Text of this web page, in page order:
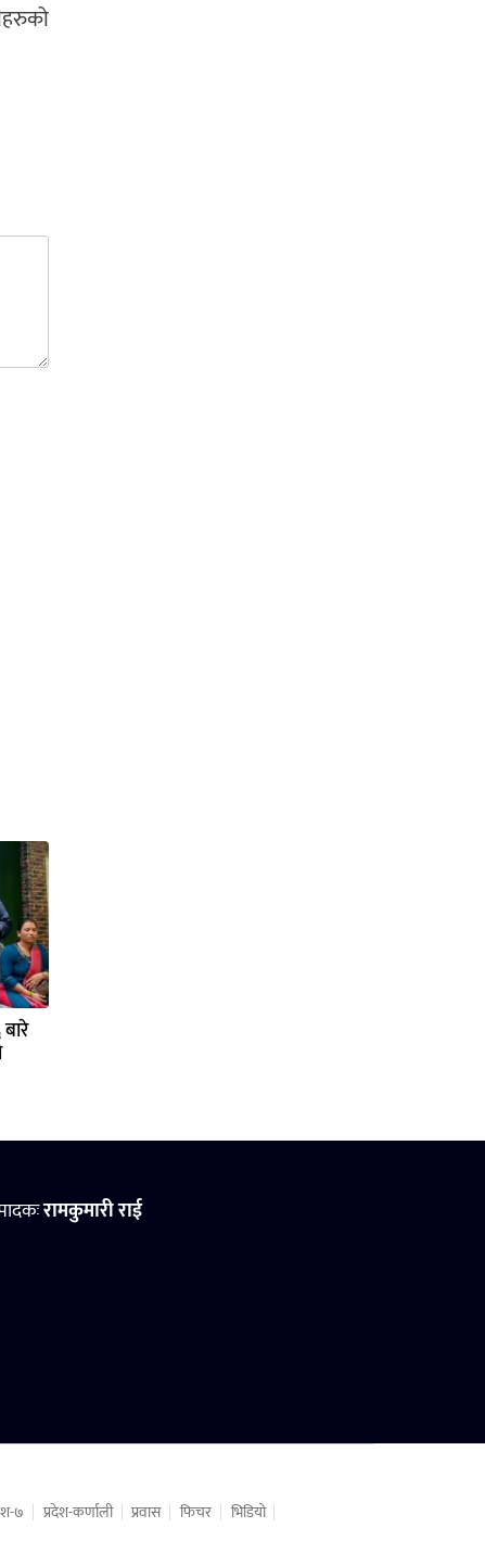
रामकुमारी राई
७ प्रदेश-कर्णाली प्रवास फिचर
भिडियो